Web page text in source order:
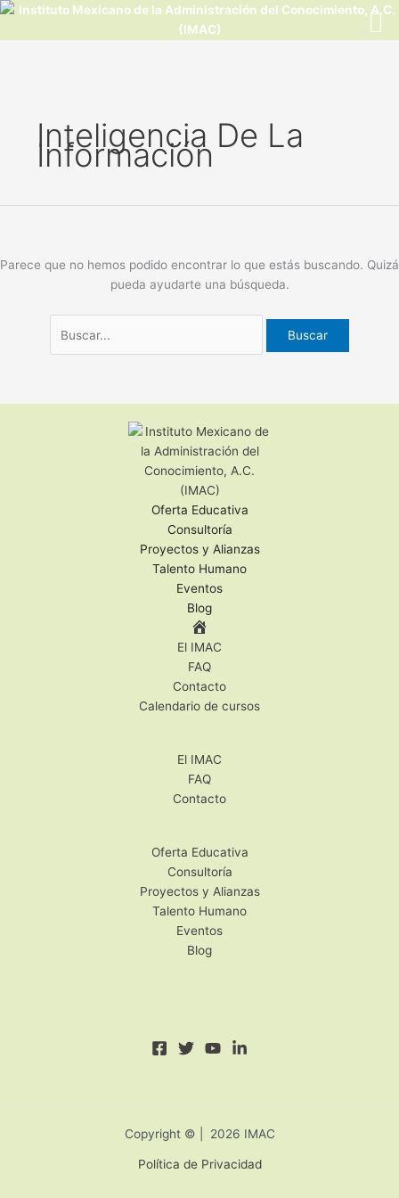
Ir
Inteligencia De La
Información
Parece que no hemos podido encontrar lo que estás buscando. Quizá
pueda ayudarte una búsqueda.
Oferta Educativa
Consultoría
Proyectos y Alianzas
Talento Humano
Eventos
Blog
El IMAC
FAQ
Contacto
Calendario de cursos
El IMAC
FAQ
Contacto
Oferta Educativa
Consultoría
Proyectos y Alianzas
Talento Humano
Eventos
Blog
Copyright © | 2026 IMAC
Política de Privacidad